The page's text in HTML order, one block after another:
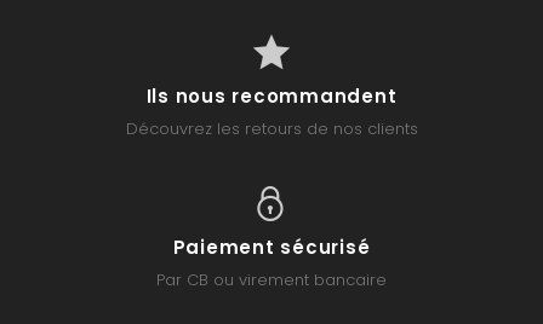
Ils nous recommandent
Découvrez les retours de nos clients
Paiement sécurisé
Par CB ou virement bancaire